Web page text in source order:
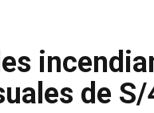
de S/